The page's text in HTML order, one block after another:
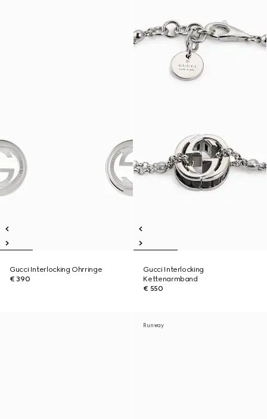
Gucci Interlocking Ohrringe
€ 390
Gucci Interlocking
Kettenarmband
€ 550
Runway